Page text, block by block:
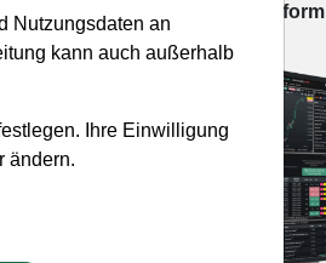
Han­dels­platt­form
Nutzungsdaten an
kann auch außerhalb
Ihre Einwilligung
ändern.